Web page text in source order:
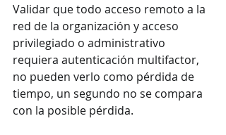
Validar que todo acceso remoto a la
red de la organización y acceso
privilegiado o administrativo
requiera autenticación multifactor,
no pueden verlo como pérdida de
tiempo, un segundo no se compara
con la posible pérdida.